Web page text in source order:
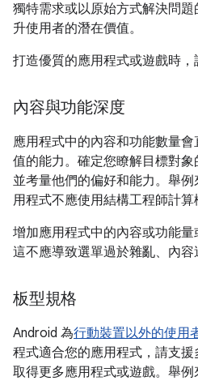
獨特需求或以原始方式解決問
升使用者的潛在價值。
打造優質的應用程式或遊戲時，
內容與功能深度
應用程式中的內容和功能數量
值的能力。確定您瞭解目標對象
並考量他們的偏好和能力。舉
用程式不應使用結構工程師計算
增加應用程式中的內容或功能
這不應導致選單過於雜亂、內容
板型規格
Android 為行動裝置以外的使用
程式適合您的應用程式，請支
取得更多應用程式或遊戲。舉